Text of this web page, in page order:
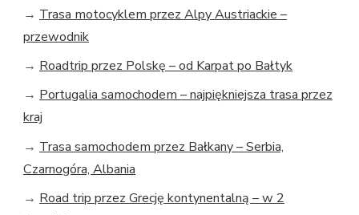
→ Trasa motocyklem przez Alpy Austriackie –
przewodnik
→ Roadtrip przez Polskę – od Karpat po Bałtyk
→ Portugalia samochodem – najpiękniejsza trasa przez
kraj
→ Trasa samochodem przez Bałkany – Serbia,
Czarnogóra, Albania
→ Road trip przez Grecję kontynentalną – w 2